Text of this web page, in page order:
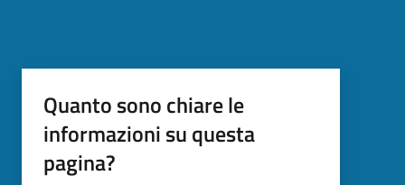
Quanto sono chiare le
informazioni su questa
pagina?